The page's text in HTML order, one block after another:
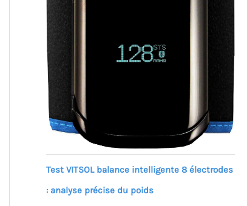
Test VITSOL balance intelligente 8 électrodes
: analyse précise du poids